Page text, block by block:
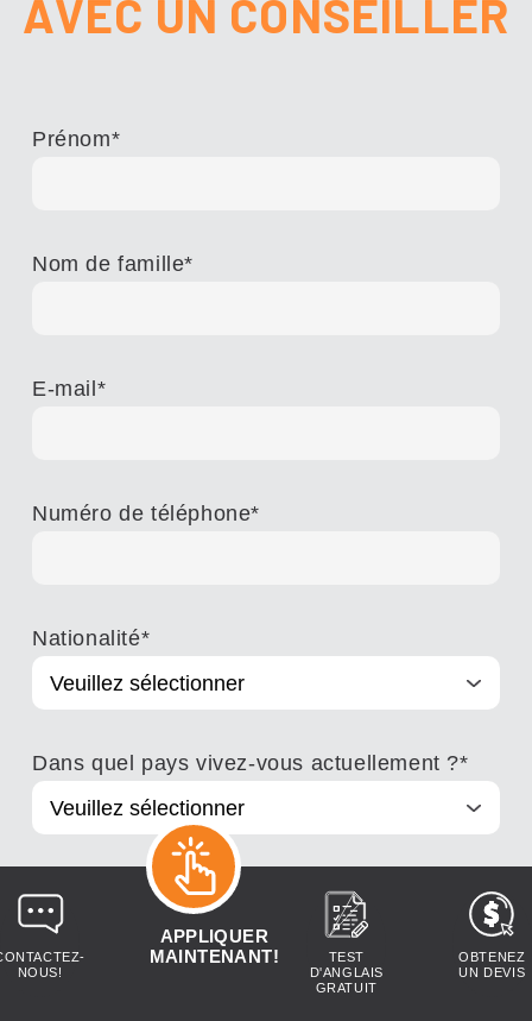
NOUS!
OBTENEZ
UN DEVIS
TEST
D'ANGLAIS
GRATUIT
APPLIQUER
MAINTENANT!
AVEC UN CONSEILLER
Prénom*
Nom de famille*
E-mail *
Numéro de téléphone*
Nationalité*
Dans quel pays vivez-vous actuellement ?*
Type de programme*